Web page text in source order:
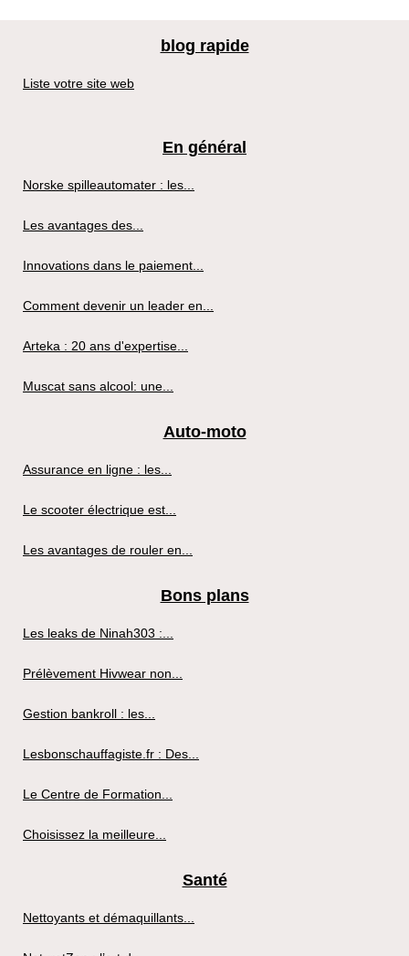
blog rapide
Liste votre site web
En général
Norske spilleautomater : les...
Les avantages des...
Innovations dans le paiement...
Comment devenir un leader en...
Arteka : 20 ans d'expertise...
Muscat sans alcool: une...
Auto-moto
Assurance en ligne : les...
Le scooter électrique est...
Les avantages de rouler en...
Bons plans
Les leaks de Ninah303 :...
Prélèvement Hivwear non...
Gestion bankroll : les...
Lesbonschauffagiste.fr : Des...
Le Centre de Formation...
Choisissez la meilleure...
Santé
Nettoyants et démaquillants...